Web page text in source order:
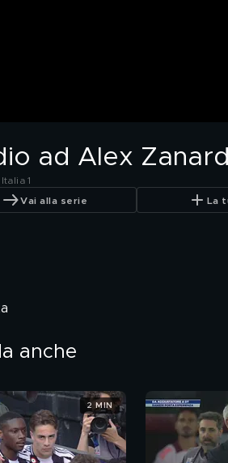
ad Alex
1
Vai alla serie La
anche
2 MIN